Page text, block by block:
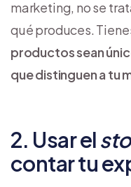
marketing, no se
qué produces.
productos sean
que distinguen a tu
2. Usar el
contar tu